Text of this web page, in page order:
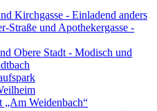
Kirchgasse - Einladend anders
Straße und Apothekergasse -
Obere Stadt - Modisch und
„Am Weidenbach“